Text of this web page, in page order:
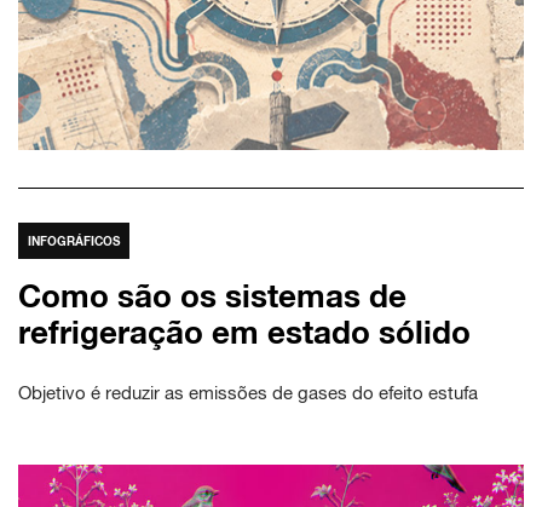
INFOGRÁFICOS
Como são os sistemas de
refrigeração em estado sólido
Objetivo é reduzir as emissões de gases do efeito estufa